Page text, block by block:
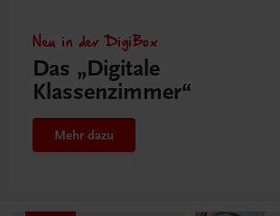
Neu in der DigiBox
Das „Digitale
Klassenzimmer“
Mehr dazu